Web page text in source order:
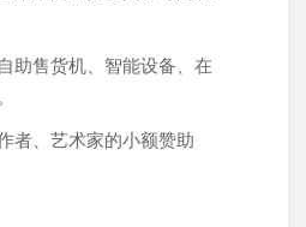
助售货机、智能设备、在
者、艺术家的小额赞助